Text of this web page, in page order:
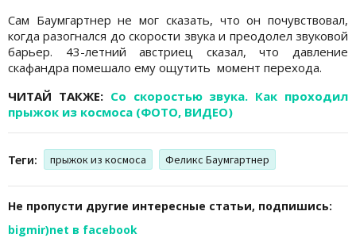
Сам Баумгартнер не мог сказать, что он почувствовал,
когда разогнался до скорости звука и преодолел звуковой
барьер. 43-летний австриец сказал, что давление
скафандра помешало ему ощутить момент перехода.
ЧИТАЙ ТАКЖЕ: Со скоростью звука. Как проходил
прыжок из космоса (ФОТО, ВИДЕО)
Теги: прыжок из космоса Феликс Баумгартнер
Не пропусти другие интересные статьи, подпишись:
bigmir)net в facebook